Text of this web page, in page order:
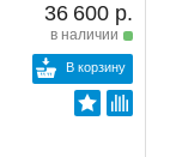
36 600 р.
в наличии
В корзину